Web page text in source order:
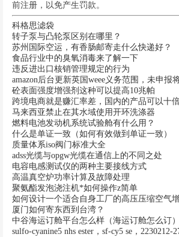
前注册，以免产生罚款。
科格思滤袋
转子泵与凸轮泵区别在哪里？
苏州国际空运，有香肠邮寄走什么快递好？
食品行业中的臭氧消毒来了解一下
违反进出口核销管理规定的行为
amazon后台更新英国weee义务范围，未申报
砼表面强度增强剂这种可以提高10兆帕
跨境电商就是赚汇率差，国内的产品可以十
马来西亚禁止在其水域使用开环洗涤器
燃料电池发动机系统试验舱有什么用？
什么是单证一致（如何有效做到单证一致）
质量体系iso阀门标准大全
adss光缆与opgw光缆在通信上的不同之处
电容电感测试仪的两种主要接线方式
高温真空炉功率计算及故障处理
聚氨酯发泡浇注机*如何操作z简单
如何设计一个适合自身工厂的高压压缩空气
厦门如何寄东西到台湾？
中谷海运订舱平台怎么样（海运订舱怎么订）
sulfo-cyanine5 nhs ester，sf-cy5 se，2230212-